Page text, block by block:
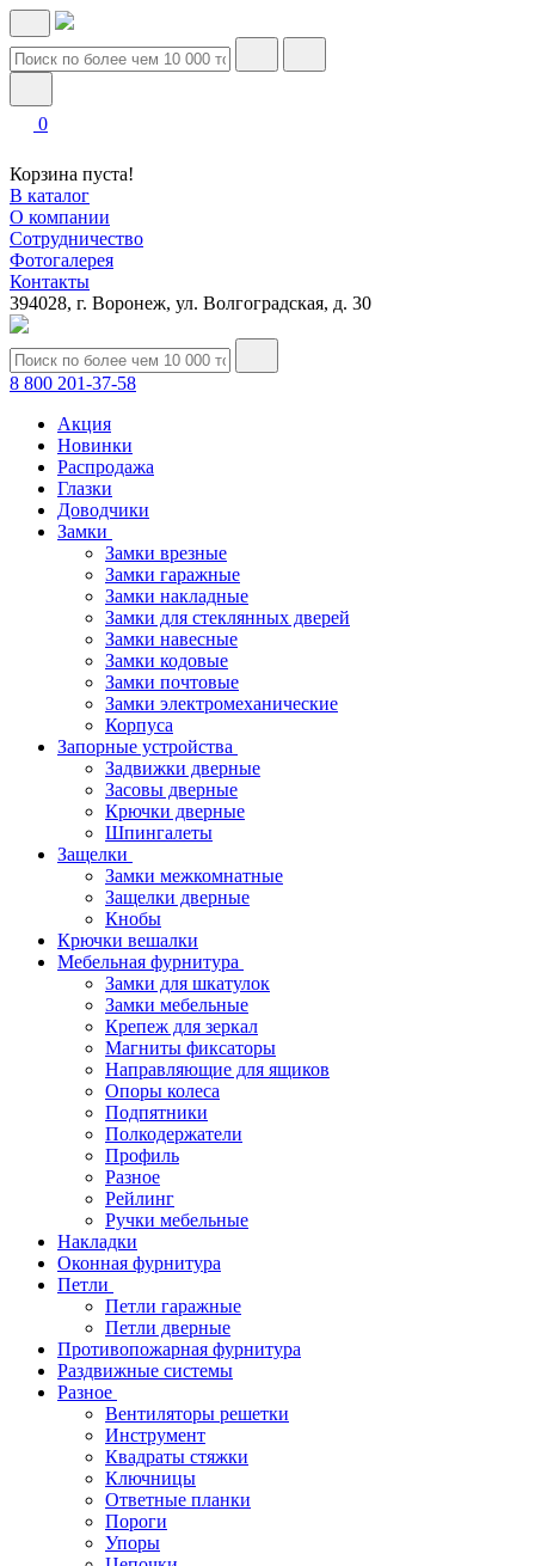
0
Корзина пуста!
В каталог
О компании
Сотрудничество
Фотогалерея
Контакты
394028, г. Воронеж, ул. Волгоградская, д. 30
8 800 201-37-58
Акция
Новинки
Распродажа
Глазки
Доводчики
Замки
Замки врезные
Замки гаражные
Замки накладные
Замки для стеклянных дверей
Замки навесные
Замки кодовые
Замки почтовые
Замки электромеханические
Корпуса
Запорные устройства
Задвижки дверные
Засовы дверные
Крючки дверные
Шпингалеты
Защелки
Замки межкомнатные
Защелки дверные
Кнобы
Крючки вешалки
Мебельная фурнитура
Замки для шкатулок
Замки мебельные
Крепеж для зеркал
Магниты фиксаторы
Направляющие для ящиков
Опоры колеса
Подпятники
Полкодержатели
Профиль
Разное
Рейлинг
Ручки мебельные
Накладки
Оконная фурнитура
Петли
Петли гаражные
Петли дверные
Противопожарная фурнитура
Раздвижные системы
Разное
Вентиляторы решетки
Инструмент
Квадраты стяжки
Ключницы
Ответные планки
Пороги
Упоры